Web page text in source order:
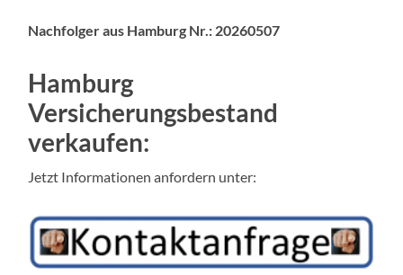
Nachfolger aus Hamburg Nr.: 20260507
Hamburg
Versicherungsbestand
verkaufen:
Jetzt Informationen anfordern unter: